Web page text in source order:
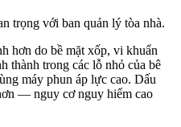
trọng với ban quản lý tòa nhà.
hơn do bề mặt xốp, vi khuẩn
thành trong các lỗ nhỏ của bê
máy phun áp lực cao. Dấu
— nguy cơ nguy hiểm cao